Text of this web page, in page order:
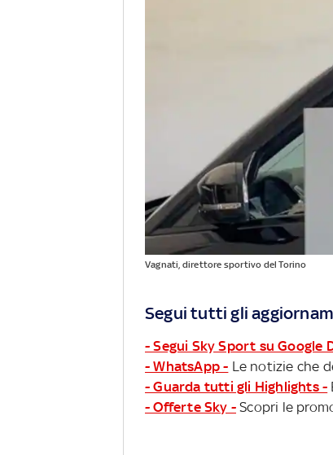
Vagnati, direttore sportivo del Torino
Segui tutti gli
- Segui Sky Sport su Google
- WhatsApp - Le notizie che
- Guarda tutti gli Highlights -
- Offerte Sky - Scopri le